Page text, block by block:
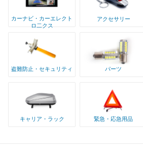
カーナビ・カーエレクト
ロ二クス
アクセサリー
盗難防止・セキュリティ パーツ
キャリア・ラック 緊急・応急用品